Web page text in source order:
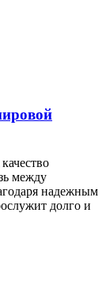
между
надежным
долго и